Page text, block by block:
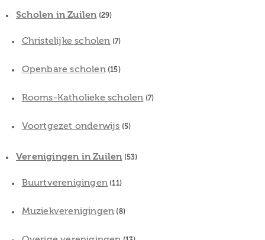
Scholen in Zuilen (29)
Christelijke scholen (7)
Openbare scholen(15)
Rooms-Katholieke scholen (7)
Voortgezet onderwijs (5)
Verenigingen in Zuilen (53)
Buurtverenigingen (11)
Muziekverenigingen (8)